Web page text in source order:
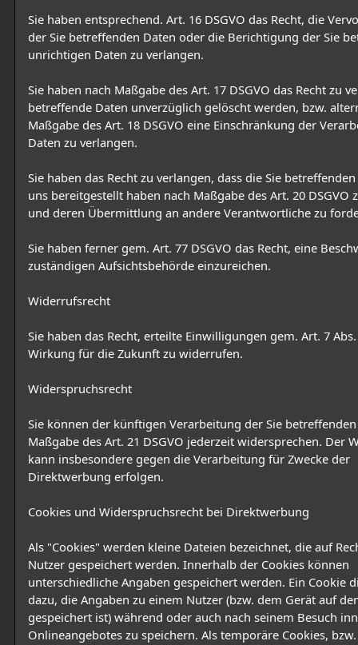
Sie haben entsprechend. Art. 16 DSGVO das Recht, die
der Sie betreffenden Daten oder die Berichtigung der Sie
unrichtigen Daten zu verlangen.
Sie haben nach Maßgabe des Art. 17 DSGVO das Recht zu
betreffende Daten unverzüglich gelöscht werden, bzw.
Maßgabe des Art. 18 DSGVO eine Einschränkung der
Daten zu verlangen.
Sie haben das Recht zu verlangen, dass die Sie
uns bereitgestellt haben nach Maßgabe des Art. 20 DSGVO
und deren Übermittlung an andere Verantwortliche zu
Sie haben ferner gem. Art. 77 DSGVO das Recht, eine
zuständigen Aufsichtsbehörde einzureichen.
Widerrufsrecht
Sie haben das Recht, erteilte Einwilligungen gem. Art. 7
Wirkung für die Zukunft zu widerrufen.
Widerspruchsrecht
Sie können der künftigen Verarbeitung der Sie
Maßgabe des Art. 21 DSGVO jederzeit widersprechen. Der
kann insbesondere gegen die Verarbeitung für Zwecke der
Direktwerbung erfolgen.
Cookies und Widerspruchsrecht bei Direktwerbung
Als "Cookies" werden kleine Dateien bezeichnet, die auf
Nutzer gespeichert werden. Innerhalb der Cookies können
unterschiedliche Angaben gespeichert werden. Ein Cookie
dazu, die Angaben zu einem Nutzer (bzw. dem Gerät auf
gespeichert ist) während oder auch nach seinem Besuch
Onlineangebotes zu speichern. Als temporäre Cookies,